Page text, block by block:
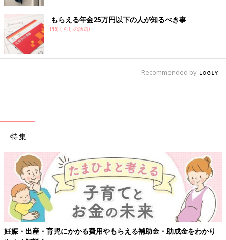
もらえる年金25万円以下の人が知るべき事
PR(くらしの話題)
Recommended by
特集
かり 【ワクチン接種できるものも】妊婦の感染症対策、知ってお